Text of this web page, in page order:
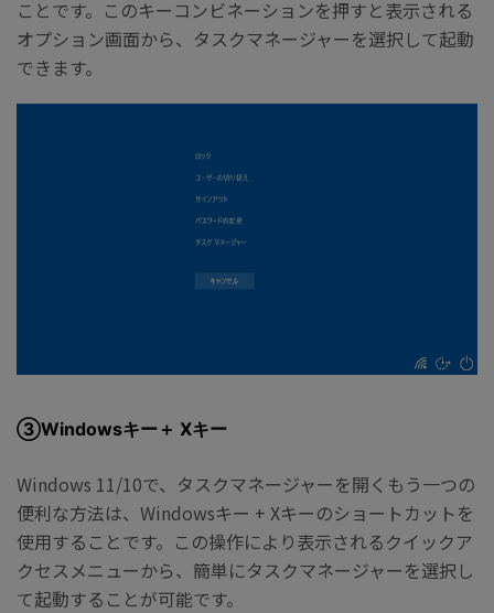
ことです。このキーコンビネーションを押すと表示される
オプション画面から、タスクマネージャーを選択して起動
できます。
③Windowsキー＋ Xキー
Windows 11/10で、タスクマネージャーを開くもう一つの
便利な方法は、Windowsキー + Xキーのショートカットを
使用することです。この操作により表示されるクイックア
クセスメニューから、簡単にタスクマネージャーを選択し
て起動することが可能です。